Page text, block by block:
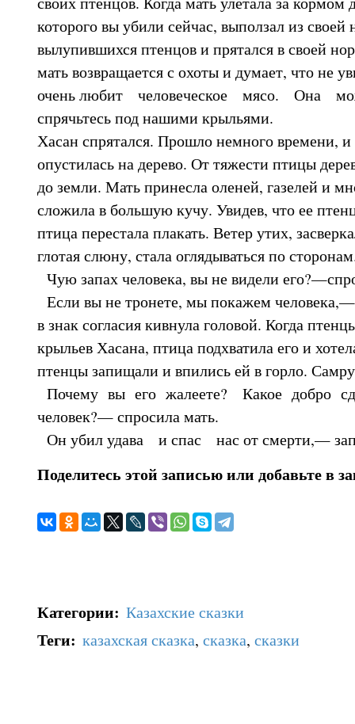
которого вы убили сейчас, выползал из своей
вылупившихся птенцов и прятался в своей
мать возвращается с охоты и думает, что не
очень любит человеческое мясо. Она
спрячьтесь под нашими крыльями.
Хасан спрятался. Прошло немного времени, и
опустилась на дерево. От тяжести птицы
до земли. Мать принесла оленей, газелей и
сложила в большую кучу. Увидев, что ее
птица перестала плакать. Ветер утих,
глотая слюну, стала оглядываться по
Чую запах человека, вы не видели
Если вы не тронете, мы покажем
в знак согласия кивнула головой. Когда
крыльев Хасана, птица подхватила его и
птенцы запищали и впились ей в горло.
Почему вы его жалеете? Какое добро
человек?— спросила мать.
Он убил удава и спас нас от смерти,—
Поделитесь этой записью или добавьте в
Категории: Казахские сказки
Теги: казахская сказка, сказка, сказки